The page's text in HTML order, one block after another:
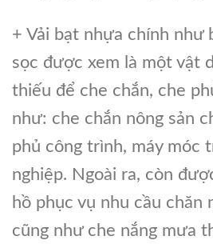
+ Vải bạt nhựa chính như
sọc được xem là một vật
thiếu để che chắn, che
như: che chắn nông sản
phủ công trình, máy móc
nghiệp. Ngoài ra, còn
hồ phục vụ nhu cầu chăn
cũng như che nắng mưa